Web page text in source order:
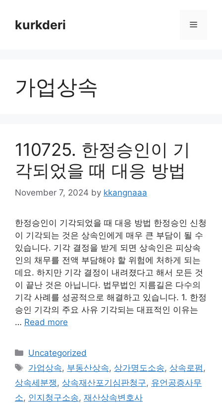
contentkurkderi Menu
가업상속
110725. 한정승인이 기
각되었을 때 대응 방법
November 7, 2024 by kkangnaaa
한정승인이 기각되었을 때 대응 방법 한정승인 신청
이 기각되는 것은 상속인에게 매우 큰 부담이 될 수
있습니다. 기각 결정을 받게 되면 상속인은 피상속
인의 채무를 전액 부담해야 할 위험에 처하게 되는
데요. 하지만 기각 결정이 내려졌다고 해서 모든 것
이 끝난 것은 아닙니다. 법무법인 지름길은 다수의
기각 사례를 성공적으로 해결하고 있습니다. 1. 한정
승인 기각의 주요 사유 기각되는 대표적인 이유는
… Read more
Categories
Uncategorized
Tags
가업상속, 부동산상속, 상가명도소송, 상속로펌 ,
상속세분쟁 , 상속재산포기심판청구, 유언공증사무
소, 인지청구소송, 재산상속변호사